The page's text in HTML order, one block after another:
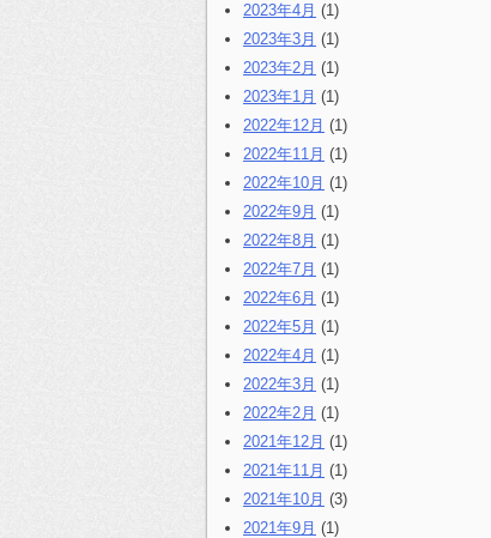
2023年4月 (1)
2023年3月 (1)
2023年2月 (1)
2023年1月 (1)
2022年12月 (1)
2022年11月 (1)
2022年10月 (1)
2022年9月 (1)
2022年8月 (1)
2022年7月 (1)
2022年6月 (1)
2022年5月 (1)
2022年4月 (1)
2022年3月 (1)
2022年2月 (1)
2021年12月 (1)
2021年11月 (1)
2021年10月 (3)
2021年9月 (1)